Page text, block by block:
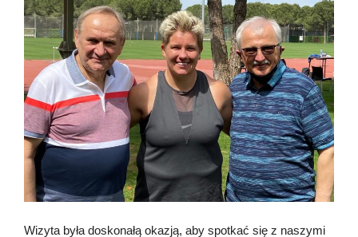
Wizyta była doskonałą okazją, aby spotkać się z naszymi